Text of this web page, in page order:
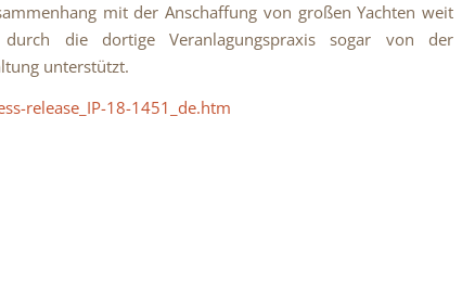
mit der Anschaffung von großen Yachten weit
die dortige Veranlagungspraxis sogar von der
unterstützt.
release_IP-18-1451_de.htm